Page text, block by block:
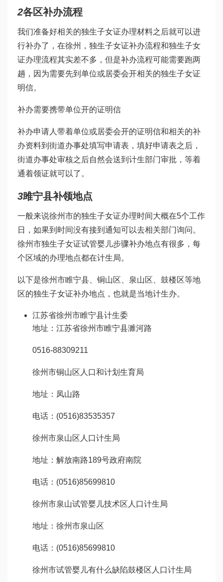
2各区补办流程
我们准备好相关的独生子女证办理材料之后就可以进
行补办了，在徐州，独生子女证补办流程和独生子女
证办理流程其实差不多，但是补办流程可能需要跑两
趟，因为需要先到单位或居委会开相关的独生子女证
明信。
补办需要携带单位开的证明信
补办申请人带着单位或居委会开的证明信和相关的补
办资料到街道办事处填写申请表，填好申请表之后，
街道办事处审核之后自然会送到计生部门审批，等着
通着领证就可以了。
3雎宁县补领地点
一般来说徐州市的独生子女证办理时间大概在5个工作
日，如果到时间没有接到通知可以去相关部门询问。
徐州市独生子女证试管婴儿步骤补办地点有很多，每
个区域的办理地点都在计生局。
以下是徐州市睢宁县、铜山区、泉山区、鼓楼区等地
区的独生子女证补办地点，也就是当地计生办。
江苏省徐州市睢宁县计生委
地址：江苏省徐州市睢宁县濉河路
0516-88309211
徐州市铜山区人口和计划生育局
地址：凤山路
电话：(0516)83535357
徐州市泉山区人口计生局
地址：解放南路189号政府南院
电话：(0516)85699810
徐州市泉山试管婴儿技术区人口计生局
地址：徐州市泉山区
电话：(0516)85699810
徐州市试管婴儿有什么缺陷鼓楼区人口计生局